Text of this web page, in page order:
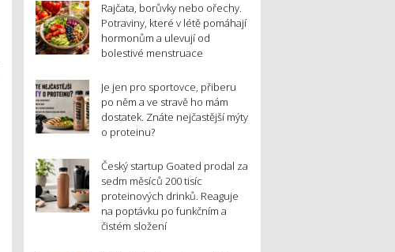
Rajčata, borůvky nebo ořechy.
Potraviny, které v létě pomáhají
hormonům a ulevují od
bolestivé menstruace
Je jen pro sportovce, přiberu
po něm a ve stravě ho mám
dostatek. Znáte nejčastější mýty
o proteinu?
Český startup Goated prodal za
sedm měsíců 200 tisíc
proteinových drinků. Reaguje
na poptávku po funkčním a
čistém složení